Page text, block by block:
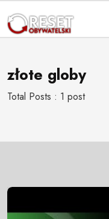
złote globy
Total Posts : 1 post